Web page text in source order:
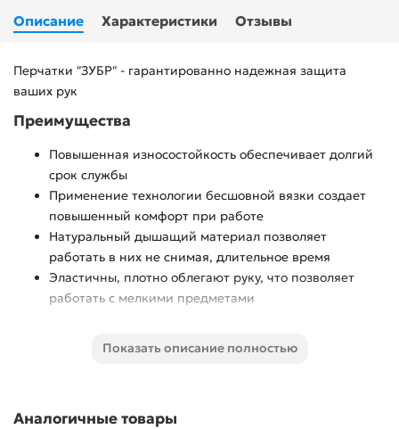
Описание Характеристики Отзывы
Перчатки ″ЗУБР″ - гарантированно надежная защита
ваших рук
Преимущества
Повышенная износостойкость обеспечивает долгий
срок службы
Применение технологии бесшовной вязки создает
повышенный комфорт при работе
Натуральный дышащий материал позволяет
работать в них не снимая, длительное время
Эластичны, плотно облегают руку, что позволяет
работать с мелкими предметами
Показать описание полностью
Аналогичные товары